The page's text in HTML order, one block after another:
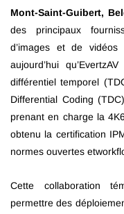
Mont-Saint-Guibert,
des principaux
d’images et de
aujourd’hui
différentiel temporel
Differential Coding (TDC)
prenant en charge la
obtenu la certification
normes ouvertes
Cette collaboration
permettre des